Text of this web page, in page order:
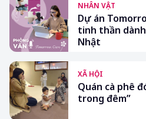
NHÂN VẬT
Dự án
tinh thần
Nhật
XÃ HỘI
Quán cà phê
trong đêm”